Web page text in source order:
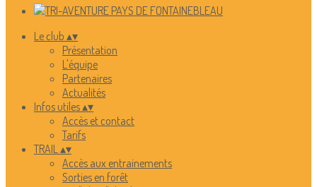
Le club ▴▾
Présentation
L'équipe
Partenaires
Actualités
Infos utiles▴▾
Accès et contact
Tarifs
TRAIL▴▾
Accès aux entrainements
Sorties en forêt